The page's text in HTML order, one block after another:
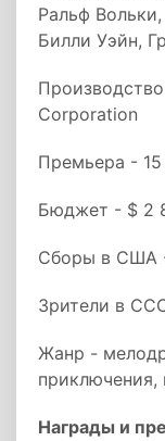
Ральф
Билли Уэйн,
Corporation
Премьера -
Бюджет - $ 2
Сборы в США
Зрители в
Жанр -
приключения,
Награды и